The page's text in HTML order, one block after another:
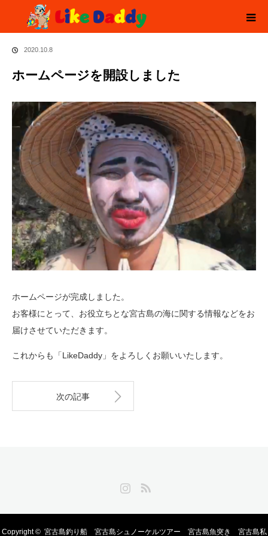
ホーム
お知らせ
ホームページを開設しました
2020.10.8
ホームページを開設しました
ホームページが完成しました。
お客様にとって、お役立ちとな宮古島の海に関する情報などをお
届けさせていただきます。
これからも「LikeDaddy」をよろしくお願いいたします。
次の記事
Copyright © 宮古島釣り船 宮古島シュノーケルツアー 宮古島魚突き 宮古島私